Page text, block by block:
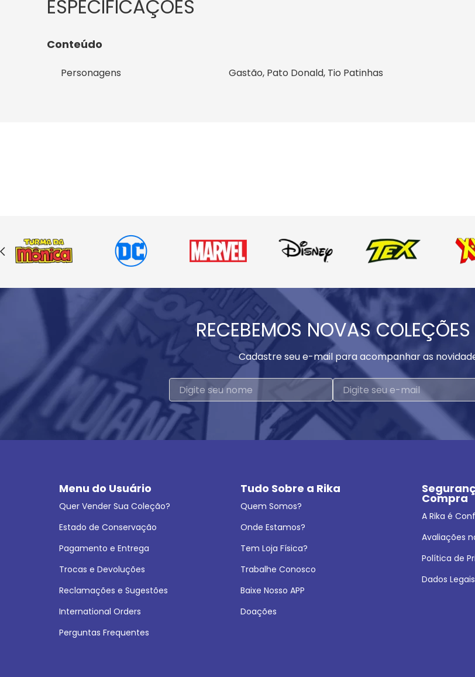
Conteúdo
Personagens Gastão, Pato Donald, Tio Patinhas
RECEBEMOS NOVAS
Cadastre seu e-mail para acompanhar as
Menu do Usuário
Quer Vender Sua Coleção?
Estado de Conservação
Pagamento e Entrega
Trocas e Devoluções
Reclamações e Sugestões
International Orders
Perguntas Frequentes
Tudo Sobre a Rika
Quem Somos?
Onde Estamos?
Tem Loja Física?
Trabalhe Conosco
Baixe Nosso APP
Doações
Compra
A Rika é
Avaliações
Política de
Dados Legais